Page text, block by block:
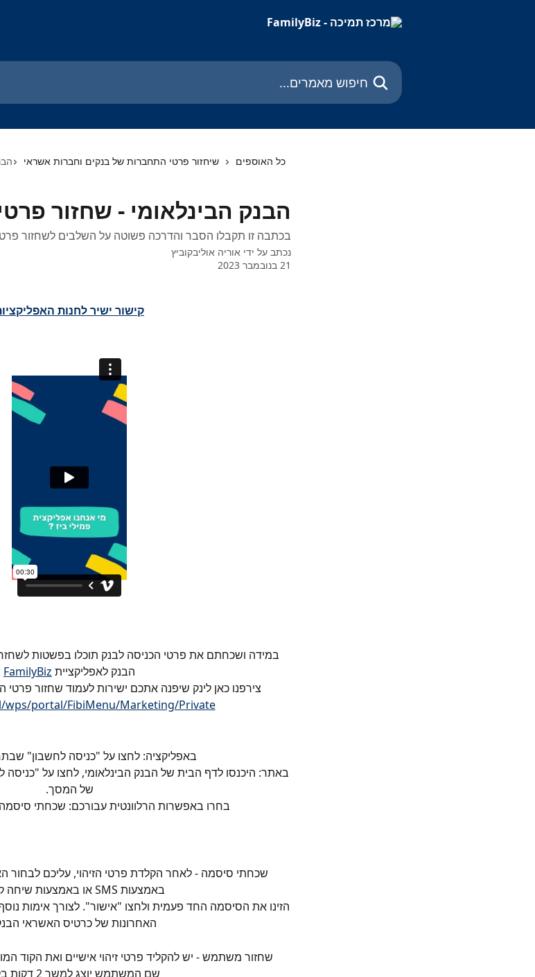
חיפוש מאמרים...
כל האוספים שיחזור פרטי התחברות של בנקים וחברות אשראי
הבנק הבינלאומי - שחזור פרטי
בכתבה זו תקבלו הסבר והדרכה פשוטה על השלבים לשחזור פרטי
נכתב על ידי אוריה אוליבקוביץ
21 בנובמבר 2023
קישור ישיר לחנות
במידה ושכחתם את פרטי הכניסה לבנק תוכלו בפשטות
הבנק לאפליקציית FamilyBiz
צירפנו כאן לינק שיפנה אתכם ישירות לעמוד שחזור פרטי
wps/portal/FibiMenu/Marketing/Private
באפליקציה: לחצו על "כניסה לחשבון"
באתר: היכנסו לדף הבית של הבנק הבינלאומי, לחצו על
של המסך.
בחרו באפשרות הרלוונטית עבורכם: שכחתי
שכחתי סיסמה - לאחר הקלדת פרטי הזיהוי, עליכם
באמצעות SMS או באמצעות שיחה קולית.
האחרונות של כרטיס האשראי
שחזור משתמש - יש להקליד פרטי זיהוי אישיים ואת הקוד
שם המשתמש יוצג למשך 2 דקות בלבד.